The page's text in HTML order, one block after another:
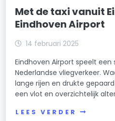
Met de taxi vanuit
Eindhoven Airport
14 februari 2025
Eindhoven Airport speelt
Nederlandse vliegverkeer.
lange rijen en drukte
een vlot en overzichtelijk
LEES VERDER